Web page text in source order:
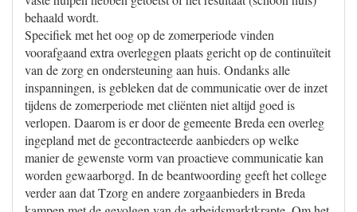
behaald wordt.
Specifiek met het oog op de zomerperiode vinden
voorafgaand extra overleggen plaats gericht op de continuïteit
van de zorg en ondersteuning aan huis. Ondanks alle
inspanningen, is gebleken dat de communicatie over de inzet
tijdens de zomerperiode met cliënten niet altijd goed is
verlopen. Daarom is er door de gemeente Breda een overleg
ingepland met de gecontracteerde aanbieders op welke
manier de gewenste vorm van proactieve communicatie kan
worden gewaarborgd. In de beantwoording geeft het college
verder aan dat Tzorg en andere zorgaanbieders in Breda